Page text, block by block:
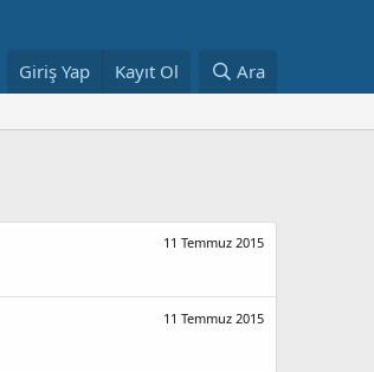
Giriş Yap Kayıt Ol Ara
11 Temmuz 2015
11 Temmuz 2015